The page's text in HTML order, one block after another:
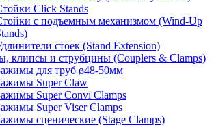
Click Stands
с подъемным механизмом (Wind-Up
стоек (Stand Extension)
клипсы и струбцины (Couplers & Clamps)
для труб ø48-50мм
Super Claw
Super Convi Clamps
Super Viser Clamps
сценические (Stage Clamps)